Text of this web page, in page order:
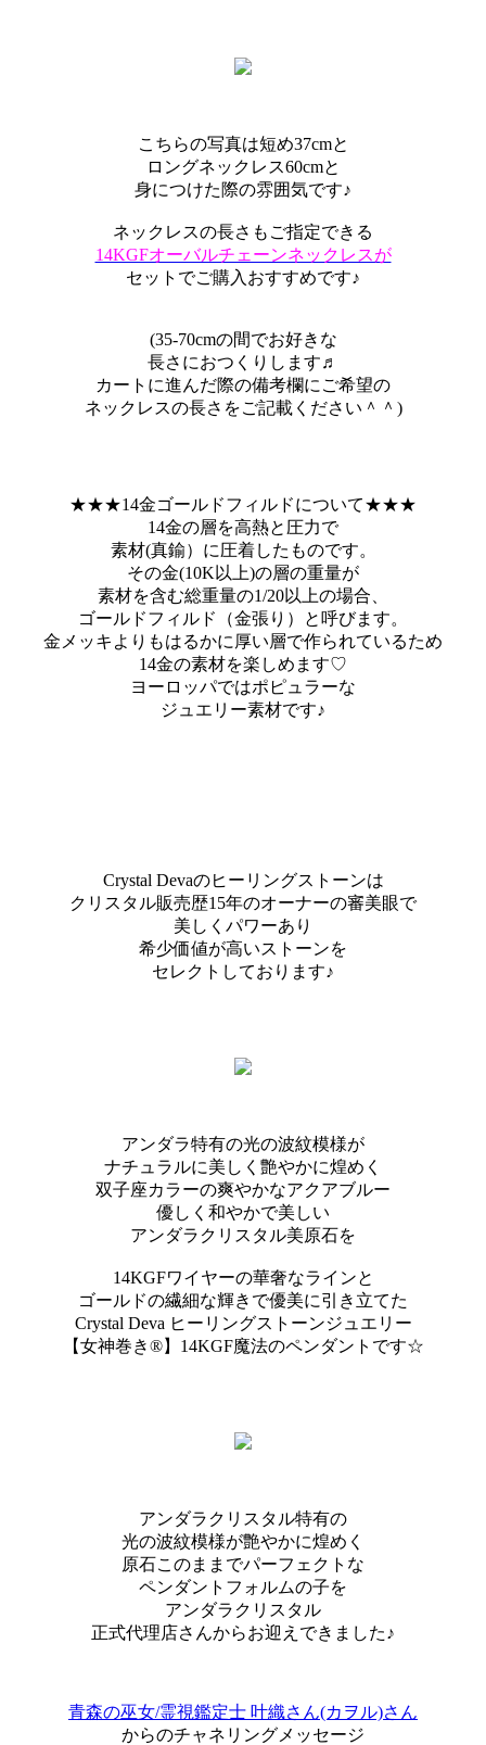
こちらの写真は短め37cmと
ロングネックレス60cmと
身につけた際の雰囲気です♪
ネックレスの長さもご指定できる
14KGFオーバルチェーンネックレスが
セットでご購入おすすめです♪
(35-70cmの間でお好きな
長さにおつくりします♬
カートに進んだ際の備考欄にご希望の
ネックレスの長さをご記載ください＾＾)
★★★14金ゴールドフィルドについて★★★
14金の層を高熱と圧力で
素材(真鍮）に圧着したものです。
その金(10K以上)の層の重量が
素材を含む総重量の1/20以上の場合、
ゴールドフィルド（金張り）と呼びます。
金メッキよりもはるかに厚い層で作られているため
14金の素材を楽しめます♡
ヨーロッパではポピュラーな
ジュエリー素材です♪
Crystal Devaのヒーリングストーンは
クリスタル販売歴15年のオーナーの審美眼で
美しくパワーあり
希少価値が高いストーンを
セレクトしております♪
アンダラ特有の光の波紋模様が
ナチュラルに美しく艶やかに煌めく
双子座カラーの爽やかなアクアブルー
優しく和やかで美しい
アンダラクリスタル美原石を
14KGFワイヤーの華奢なラインと
ゴールドの繊細な輝きで優美に引き立てた
Crystal Deva ヒーリングストーンジュエリー
【女神巻き®】14KGF魔法のペンダントです☆
アンダラクリスタル特有の
光の波紋模様が艶やかに煌めく
原石このままでパーフェクトな
ペンダントフォルムの子を
アンダラクリスタル
正式代理店さんからお迎えできました♪
青森の巫女/霊視鑑定士 叶織さん(カヲル)さん
からのチャネリングメッセージ